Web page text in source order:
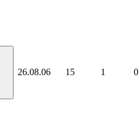
26.08.06 15 1 0